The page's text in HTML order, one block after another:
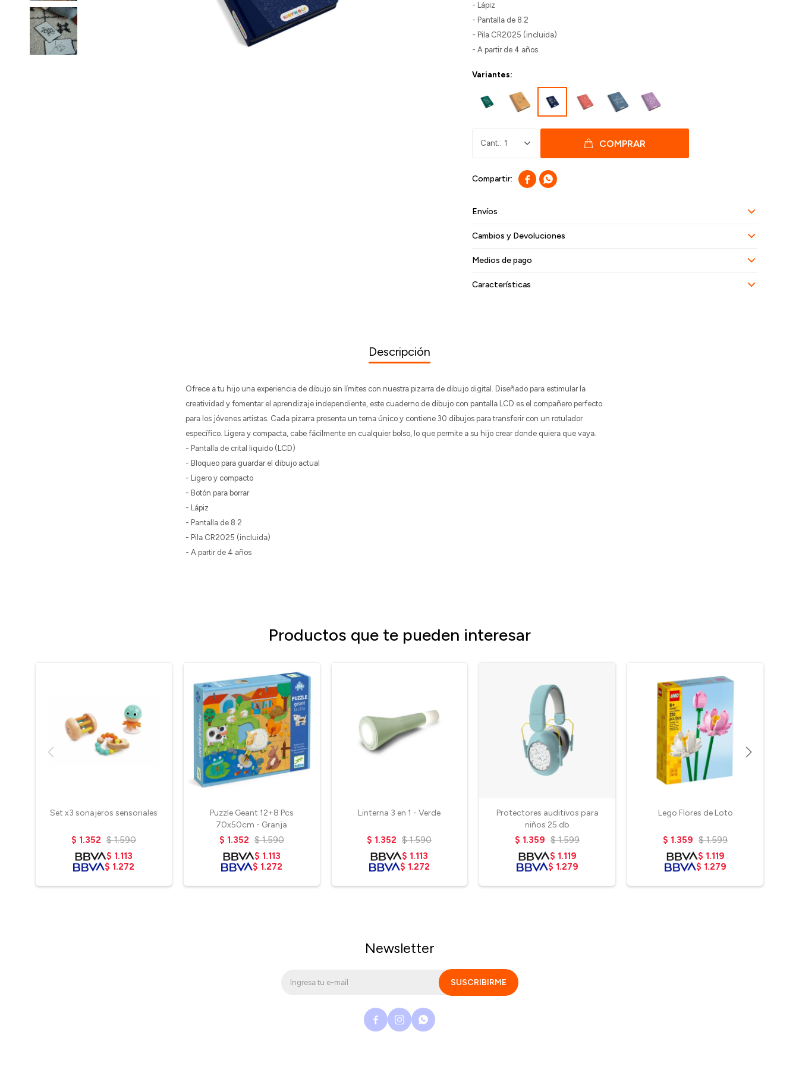
- Lápiz
- Pantalla de 8.2
- Pila CR2025 (incluida)
- A partir de 4 años
Variantes:
1 COMPRAR
 
Envíos
Cambios y Devoluciones
Medios de pago
Características
Descripción
Ofrece a tu hijo una experiencia de dibujo sin límites con nuestra pizarra de dibujo digital. Diseñado para estimular la
creatividad y fomentar el aprendizaje independiente, este cuaderno de dibujo con pantalla LCD es el compañero perfecto
para los jóvenes artistas. Cada pizarra presenta un tema único y contiene 30 dibujos para transferir con un rotulador
específico. Ligera y compacta, cabe fácilmente en cualquier bolso, lo que permite a su hijo crear donde quiera que vaya.
- Pantalla de crital liquido (LCD)
- Bloqueo para guardar el dibujo actual
- Ligero y compacto
- Botón para borrar
- Lápiz
- Pantalla de 8.2
- Pila CR2025 (incluida)
- A partir de 4 años
Productos que te pueden interesar
Set x3 sonajeros sensoriales
$ 1.352 $ 1.590
$ 1.113
$ 1.272
Puzzle Geant 12+8 Pcs
70x50cm - Granja
$ 1.352 $ 1.590
$ 1.113
$ 1.272
Linterna 3 en 1 - Verde
$ 1.352 $ 1.590
$ 1.113
$ 1.272
Protectores auditivos para
niños 25 db
$ 1.359 $ 1.599
$ 1.119
$ 1.279
Lego Flores de Loto
$ 1.359 $ 1.599
$ 1.119
$ 1.279
Newsletter
SUSCRIBIRME
  